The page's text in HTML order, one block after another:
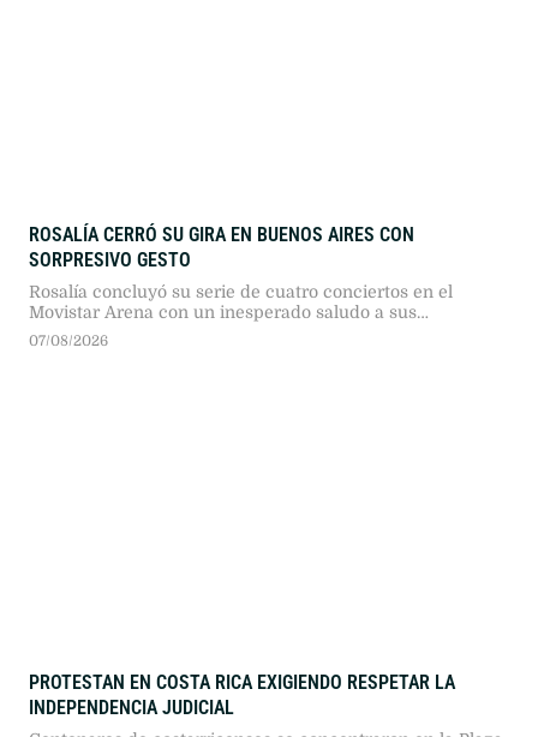
ROSALÍA CERRÓ SU GIRA EN BUENOS AIRES CON
SORPRESIVO GESTO
Rosalía concluyó su serie de cuatro conciertos en el
Movistar Arena con un inesperado saludo a sus
seguidores en plena avenida Juan B. Justo. El hecho
07/08/2026
PROTESTAN EN COSTA RICA EXIGIENDO RESPETAR LA
INDEPENDENCIA JUDICIAL